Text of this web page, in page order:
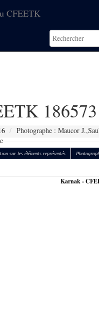
CFEETK
186573
Photographe : Maucor
sur les éléments représentés